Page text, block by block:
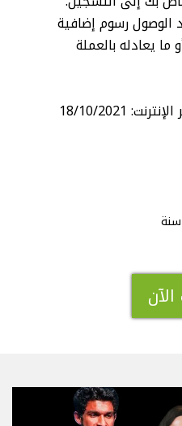
الوصول رسوم إضافية
(أو ما يعادله بالعملة
18/10/2021